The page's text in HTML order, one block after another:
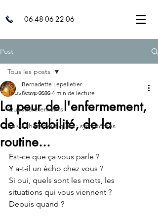
06-48-06-22-06
Post
Tous les posts
Questionnements
Suivis thérapeutiques : symptômes
Tous les posts
La peur de l'enfermement,
de la stabilité, de la
routine...
Bernadette Lepelletier
8 nov. 2020 4 min de lecture
Est-ce que ça vous parle ?
Y a-t-il un écho chez vous ?
Si oui, quels sont les mots, les
situations qui vous viennent ?
Depuis quand ?